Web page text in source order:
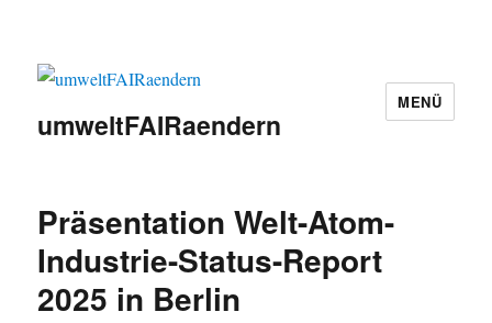
umweltFAIRaendern
MENÜ
Präsentation Welt-Atom-
Industrie-Status-Report
2025 in Berlin